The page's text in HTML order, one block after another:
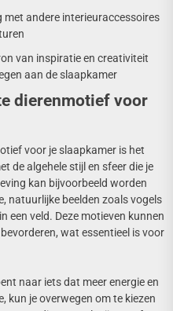
andere interieuraccessoires
van inspiratie en creativiteit
aan de slaapkamer
dierenmotief voor
voor je slaapkamer is het
de algehele stijl en sfeer die je
kan bijvoorbeeld worden
natuurlijke beelden zoals vogels
een veld. Deze motieven kunnen
wat essentieel is voor
naar iets dat meer energie en
kun je overwegen om te kiezen